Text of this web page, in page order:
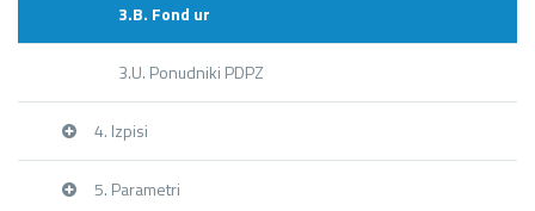
3.B. Fond ur
3.U. Ponudniki PDPZ
4. Izpisi
5. Parametri